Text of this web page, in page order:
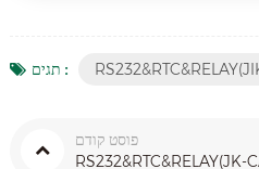
תגים :
פוסט קודם
RS232&RTC&RELAY(JK-